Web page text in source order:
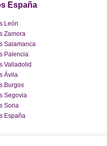
España
León
Zamora
Salamanca
Palencia
Valladolid
Ávila
Burgos
Segovia
Soria
España